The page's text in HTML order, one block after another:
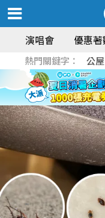
演唱會 優惠著
熱門關鍵字： 公